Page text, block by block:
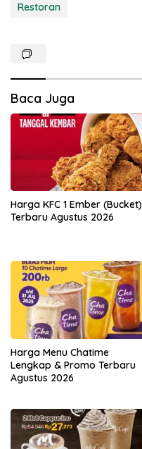
Restoran
Baca Juga
Harga KFC 1 Ember (Bucket)
Terbaru Agustus 2026
Harga Menu Chatime
Lengkap & Promo Terbaru
Agustus 2026